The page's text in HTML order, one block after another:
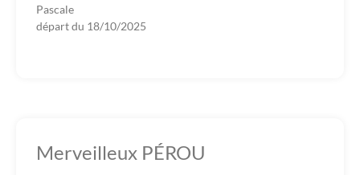
Pascale
départ du 18/10/2025
Merveilleux PÉROU